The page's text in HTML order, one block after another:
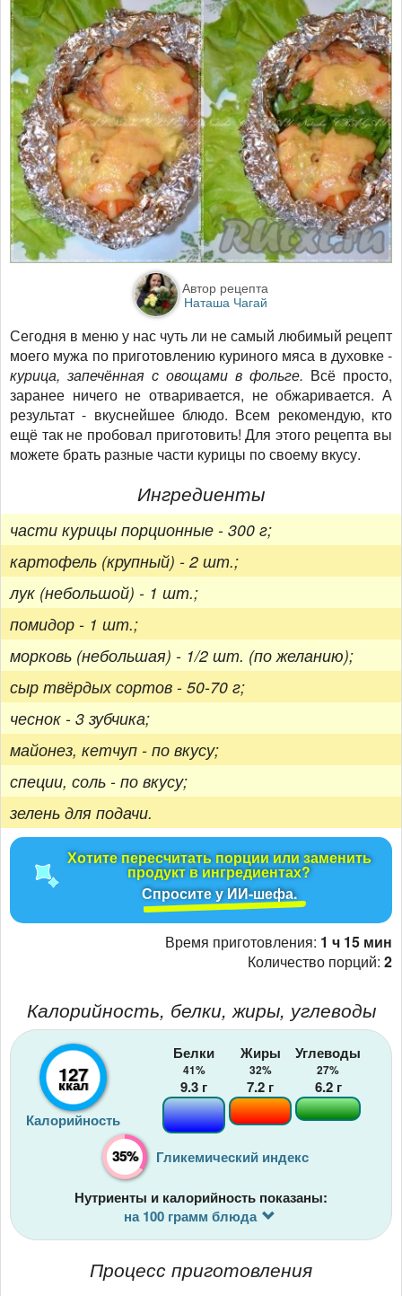
Автор рецепта
Наташа Чагай
Сегодня в меню у нас чуть ли не самый любимый рецепт
моего мужа по приготовлению куриного мяса в духовке -
курица, запечённая с овощами в фольге. Всё просто,
заранее ничего не отваривается, не обжаривается. А
результат - вкуснейшее блюдо. Всем рекомендую, кто
ещё так не пробовал приготовить! Для этого рецепта вы
можете брать разные части курицы по своему вкусу.
Ингредиенты
части курицы порционные - 300 г;
картофель (крупный) - 2 шт.;
лук (небольшой) - 1 шт.;
помидор - 1 шт.;
морковь (небольшая) - 1/2 шт. (по желанию);
сыр твёрдых сортов - 50-70 г;
чеснок - 3 зубчика;
майонез, кетчуп - по вкусу;
специи, соль - по вкусу;
зелень для подачи.
Хотите пересчитать порции или заменить
продукт в ингредиентах?
Спросите у ИИ-шефа.
Время приготовления: 1 ч 15 мин
Количество порций: 2
Калорийность, белки, жиры, углеводы
127
ккал
Калорийность
Белки
41%
9.3 г
Жиры
32%
7.2 г
Углеводы
27%
6.2г
35% Гликемический индекс
Нутриенты и калорийность показаны:
на 100 грамм блюда
Процесс приготовления